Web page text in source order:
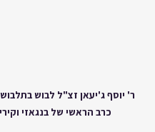
ר' יוסף ג'יעאן זצ"ל לבוש
כרב הראשי של בנגאזי